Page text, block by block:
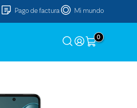
Pago de factura Mi mundo
0